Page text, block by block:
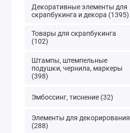
Декоративные элементы для
скрапбукинга и декора (1395)
Товары для скрапбукинга
(102)
Штампы, штемпельные
подушки, чернила, маркеры
(398)
Эмбоссинг, тиснение (32)
Элементы для декорирования
(288)